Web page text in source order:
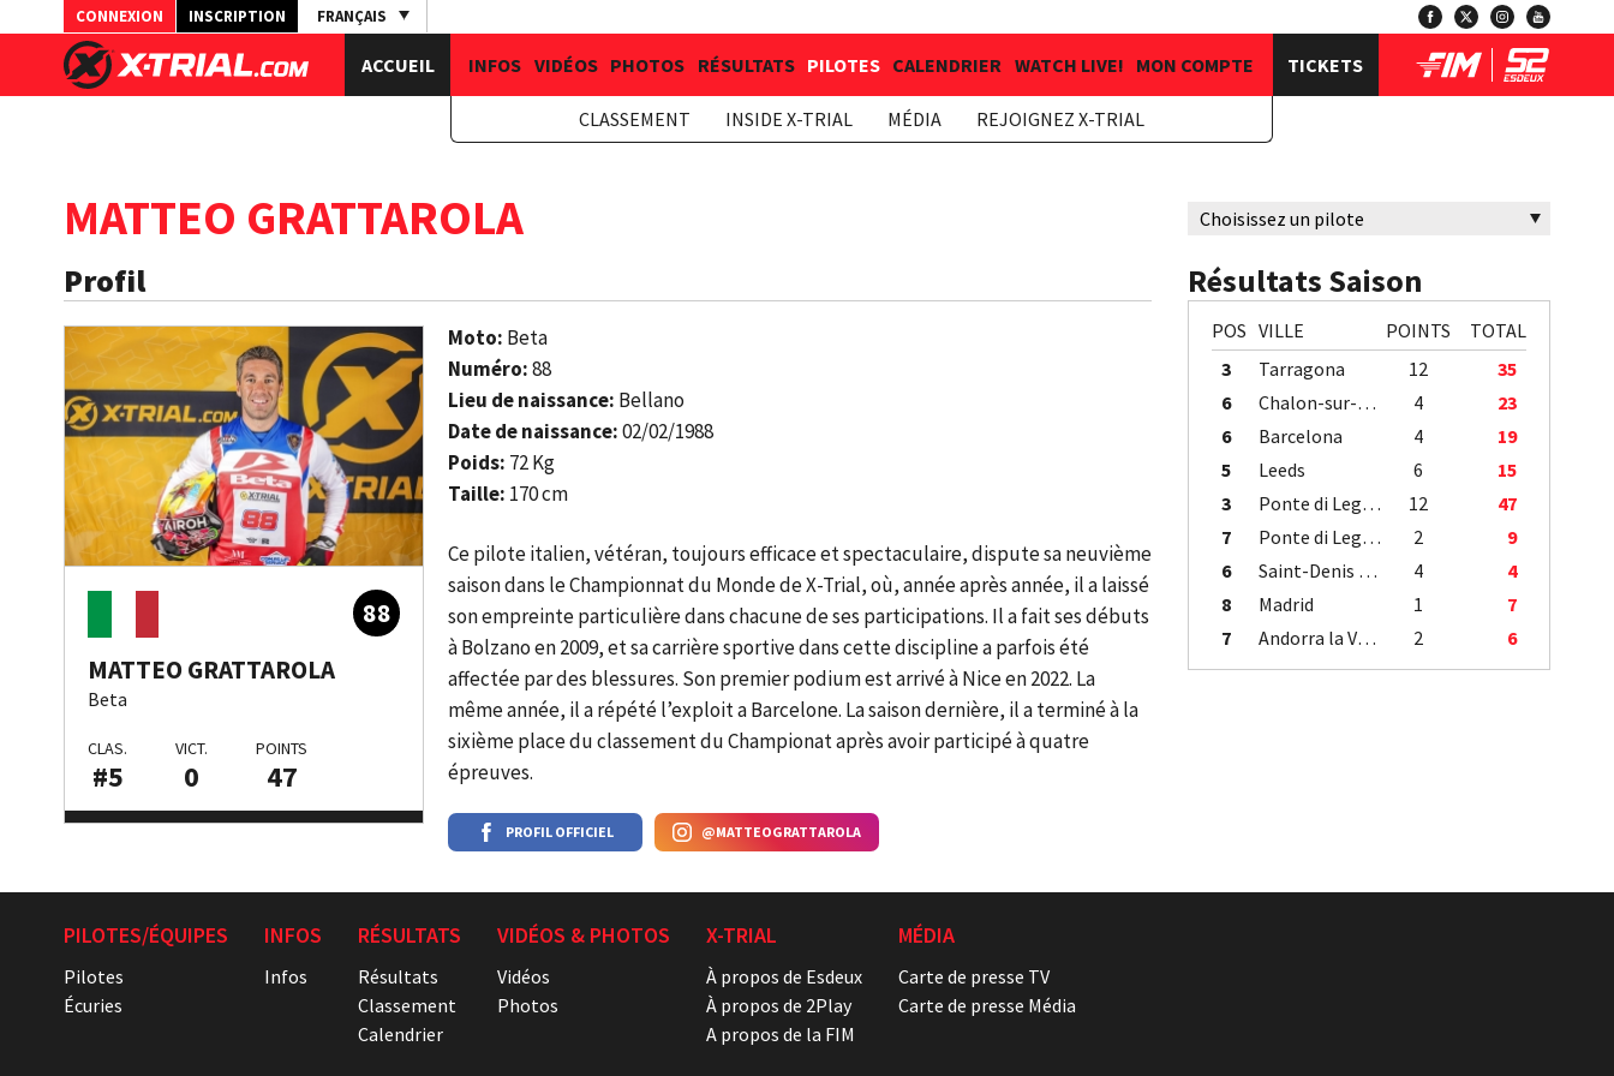
CONNEXION INSCRIPTION FRANÇAIS
ACCUEIL INFOS VIDÉOS PHOTOS RÉSULTATS PILOTES CALENDRIER WATCH LIVE! MON COMPTE
CLASSEMENT INSIDE X-TRIAL MÉDIA REJOIGNEZ X-TRIAL
TICKETS
MATTEO GRATTAROLA
Profil
88
MATTEO GRATTAROLA
Beta
CLAS.
#5
VICT.
0
POINTS
47
Moto: Beta
Numéro:88
Lieu de naissance: Bellano
Date de naissance:02/02/1988
Poids: 72 Kg
Taille: 170 cm
Ce pilote italien, vétéran, toujours efficace et spectaculaire, dispute sa neuvième
saison dans le Championnat du Monde de X-Trial, où, année après année, il a laissé
son empreinte particulière dans chacune de ses participations. Il a fait ses débuts
à Bolzano en 2009, et sa carrière sportive dans cette discipline a parfois été
affectée par des blessures. Son premier podium est arrivé à Nice en 2022. La
même année, il a répété l’exploit a Barcelone. La saison dernière, il a terminé à la
sixième place du classement du Championat après avoir participé à quatre
épreuves.
PROFIL OFFICIEL @MATTEOGRATTAROLA
Résultats Saison
POS VILLE POINTS
TOTAL
3
Tarragona 12
35
6
Chalon-sur-Saône 4
23
6
Barcelona 4
19
5
Leeds 6
15
3
Ponte di Legno 12
47
7
Ponte di Legno 2
9
6
Saint-Denis / Île de la Réunion 4
4
8
Madrid 1
7
7
Andorra la Vella 2 6
PILOTES/ÉQUIPES
Pilotes
Écuries
INFOS
Infos
RÉSULTATS
Résultats
Classement
Calendrier
VIDÉOS & PHOTOS
Vidéos
Photos
X-TRIAL
À propos de Esdeux
À propos de 2Play
A propos de la FIM
MÉDIA
Carte de presse TV
Carte de presse Média